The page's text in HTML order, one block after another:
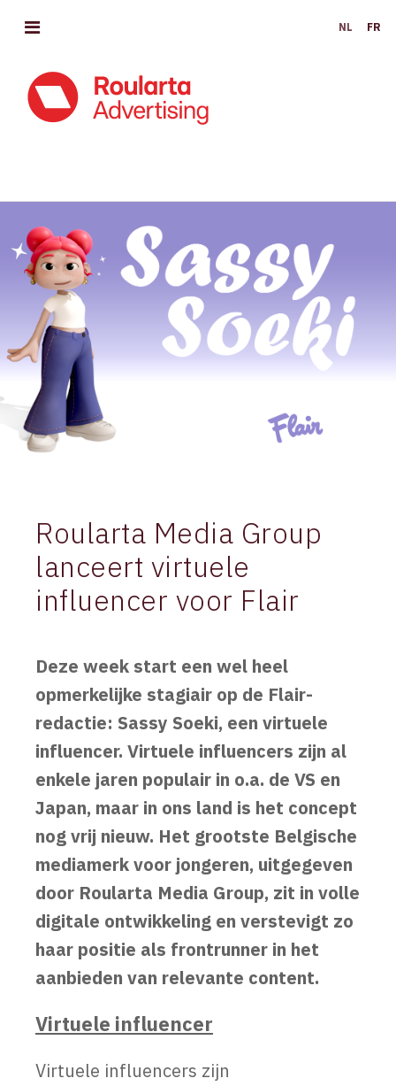
MENU
Roularta Media Group
lanceert virtuele
influencer voor Flair
Deze week start een wel heel
opmerkelijke stagiair op de Flair-
redactie: Sassy Soeki, een virtuele
influencer. Virtuele influencers zijn al
enkele jaren populair in o.a. de VS en
Japan, maar in ons land is het concept
nog vrij nieuw. Het grootste Belgische
mediamerk voor jongeren, uitgegeven
door Roularta Media Group, zit in volle
digitale ontwikkeling en verstevigt zo
haar positie als frontrunner in het
aanbieden van relevante content.
Virtuele influencer
Virtuele influencers zijn